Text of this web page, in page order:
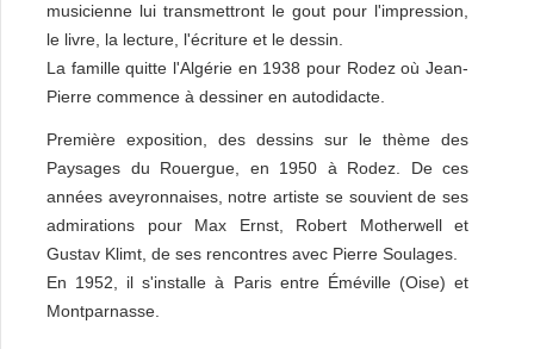
musicienne lui transmettront le gout pour l'impression,
le livre, la lecture, l'écriture et le dessin.
La famille quitte l'Algérie en 1938 pour Rodez où Jean-
Pierre commence à dessiner en autodidacte.
Première exposition, des dessins sur le thème des
Paysages du Rouergue, en 1950 à Rodez. De ces
années aveyronnaises, notre artiste se souvient de ses
admirations pour Max Ernst, Robert Motherwell et
Gustav Klimt, de ses rencontres avec Pierre Soulages.
En 1952, il s'installe à Paris entre Éméville (Oise) et
Montparnasse.